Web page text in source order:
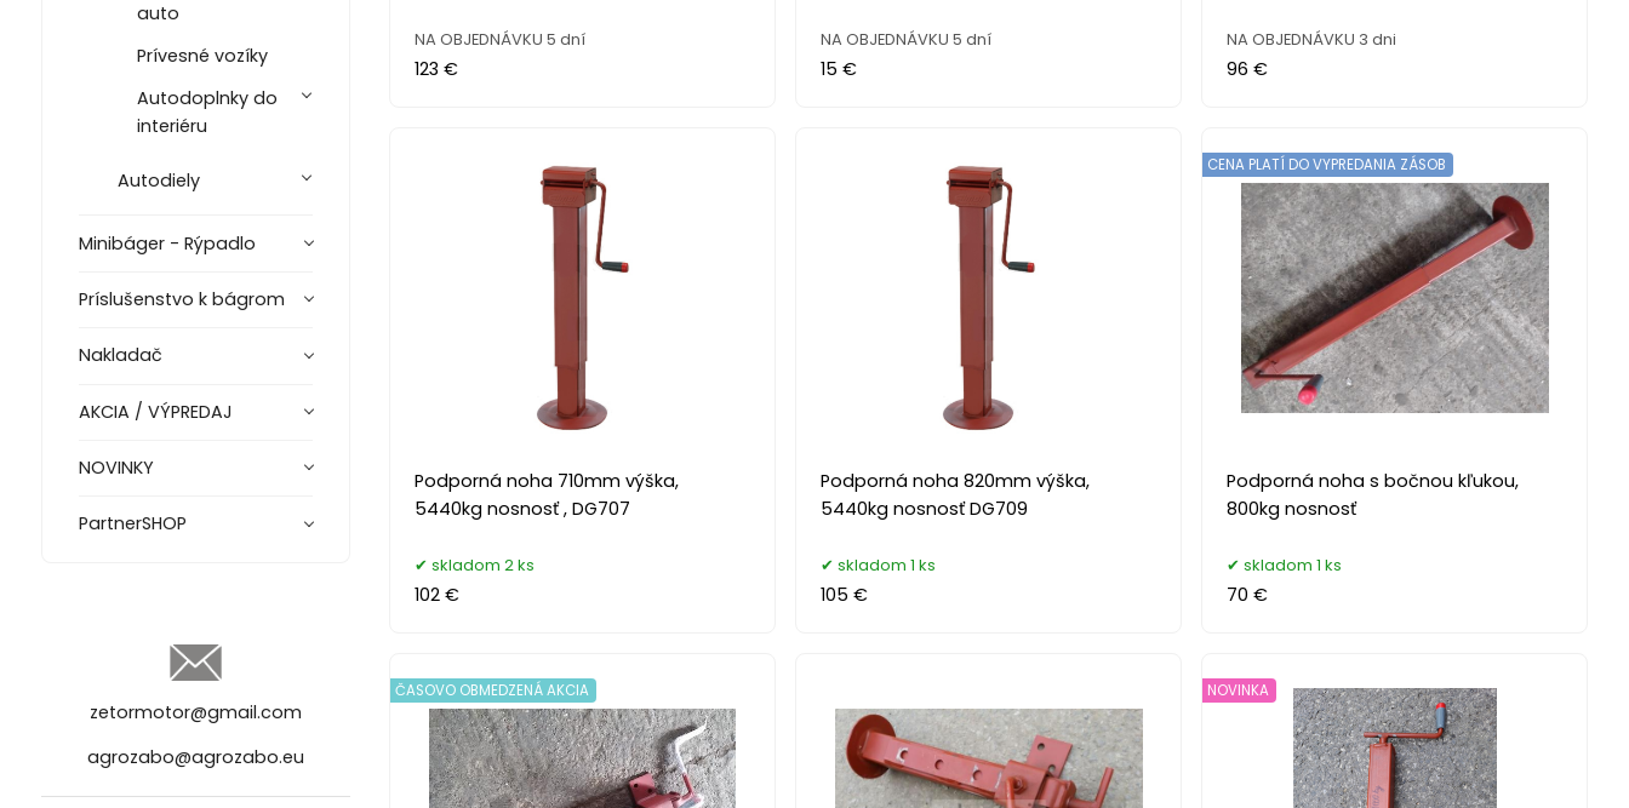
auto
Prívesné vozíky
Autodoplnky do
interiéru
Autodiely
Minibáger - Rýpadlo
Príslušenstvo k bágrom
Nakladač
AKCIA / VÝPREDAJ
NOVINKY
PartnerSHOP
zetormotor@gmail.com
agrozabo@agrozabo.eu
NA OBJEDNÁVKU 5 dní
123 €
NA OBJEDNÁVKU 5 dní
15 €
NA OBJEDNÁVKU 3 dni
96 €
Podporná noha 710mm výška,
5440kg nosnosť , DG707
skladom 2 ks
102 €
Podporná noha 820mm výška,
5440kg nosnosť DG709
skladom 1 ks
105 €
Podporná noha s bočnou kľukou,
800kg nosnosť
CENA PLATÍ DO VYPREDANIA ZÁSOB
skladom 1 ks
70 €
ČASOVO OBMEDZENÁ AKCIA NOVINKA